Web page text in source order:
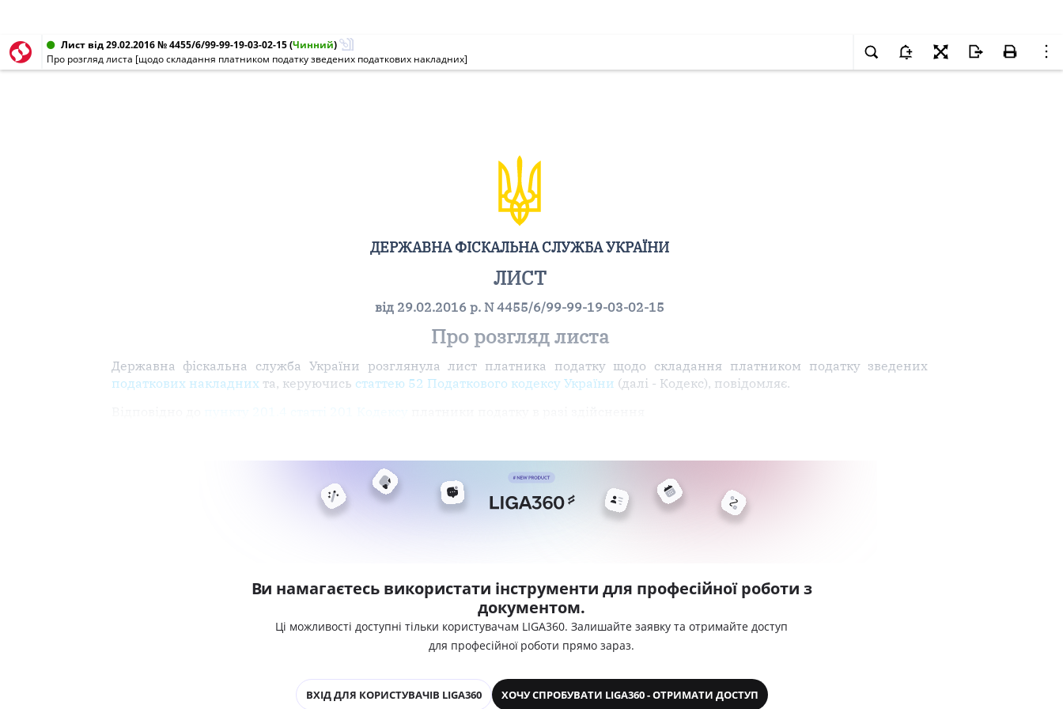
Лист від 29.02.2016 № 4455/6/99-99-19-03-02-15(Чинний)
Про розгляд листа [щодо складання платником податку зведених податкових накладних]
ДЕРЖАВНА ФІСКАЛЬНА СЛУЖБА УКРАЇНИ
ЛИСТ
від 29.02.2016 р. N 4455/6/99-99-19-03-02-15
Про розгляд листа
Державна фіскальна служба України розглянула лист платника податку щодо складання платником податку зведених
податкових накладнихта, керуючись статтею 52 Податкового кодексу України (далі - Кодекс), повідомляє.
Ви намагаєтесь використати інструменти для професійної роботи з
документом.
Ці можливості доступні тільки користувачам LIGA360. Залишайте заявку та отримайте доступ
для професійної роботи прямо зараз.
ВХІД ДЛЯ КОРИСТУВАЧІВ LIGA360 ХОЧУ СПРОБУВАТИ LIGA360 - ОТРИМАТИ ДОСТУП